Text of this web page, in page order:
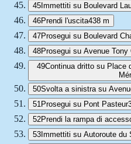
45Immettiti su Boulevard
46Prendi l'uscita438 m
47Prosegui su Boulevard
48Prosegui su Avenue Tony
49Continua dritto su Place
50Svolta a sinistra su
51 Prosegui su Pont Pasteur
52Prendi la rampa di
53Immettiti su Autoroute du